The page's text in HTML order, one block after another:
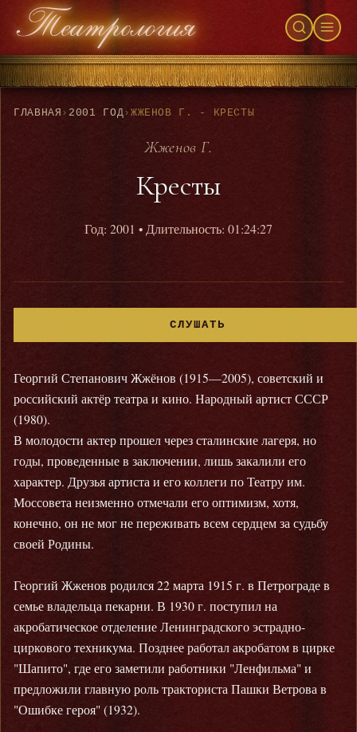
ГЛАВНАЯ › 2001 ГОД› ЖЖЕНОВ Г. - КРЕСТЫ
Жженов Г.
Кресты
Год: 2001 • Длительность: 01:24:27
СЛУШАТЬ
Георгий Степанович Жжёнов (1915—2005), советский и
российский актёр театра и кино. Народный артист СССР
(1980).
В молодости актер прошел через сталинские лагеря, но
годы, проведенные в заключении, лишь закалили его
характер. Друзья артиста и его коллеги по Театру им.
Моссовета неизменно отмечали его оптимизм, хотя,
конечно, он не мог не переживать всем сердцем за судьбу
своей Родины.
Георгий Жженов родился 22 марта 1915 г. в Петрограде в
семье владельца пекарни. В 1930 г. поступил на
акробатическое отделение Ленинградского эстрадно-
циркового техникума. Позднее работал акробатом в цирке
"Шапито", где его заметили работники "Ленфильма" и
предложили главную роль тракториста Пашки Ветрова в
"Ошибке героя" (1932).